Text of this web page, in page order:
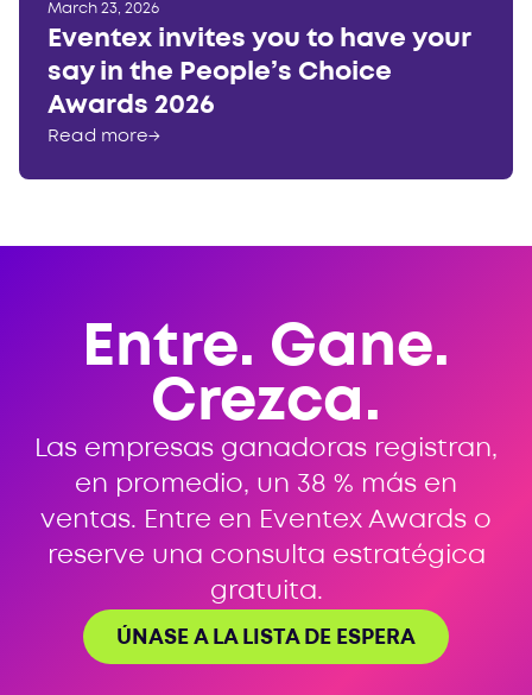
March 23, 2026
Eventex invites you to have your
say in the People’s Choice
Awards 2026
Read more→
Entre. Gane.
Crezca.
Las empresas ganadoras registran,
en promedio, un 38 % más en
ventas. Entre en Eventex Awards o
reserve una consulta estratégica
gratuita.
ÚNASE A LA LISTA DE ESPERA